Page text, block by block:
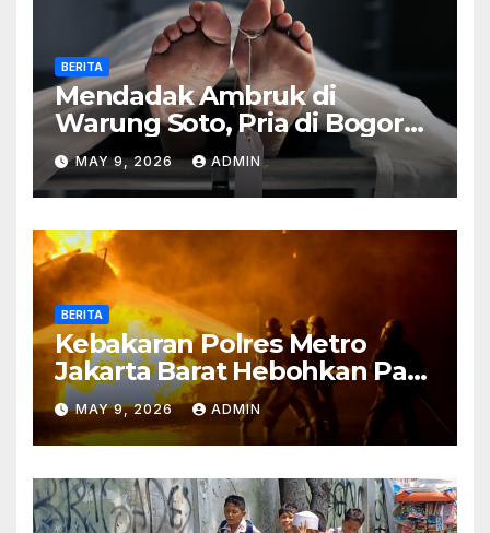
BERITA
Mendadak Ambruk di
Warung Soto, Pria di Bogor
Meninggal Sebelum Makan
MAY 9, 2026 ADMIN
BERITA
Kebakaran Polres Metro
Jakarta Barat Hebohkan Pagi
Hari, Ini Fakta Terbarunya
MAY 9, 2026 ADMIN